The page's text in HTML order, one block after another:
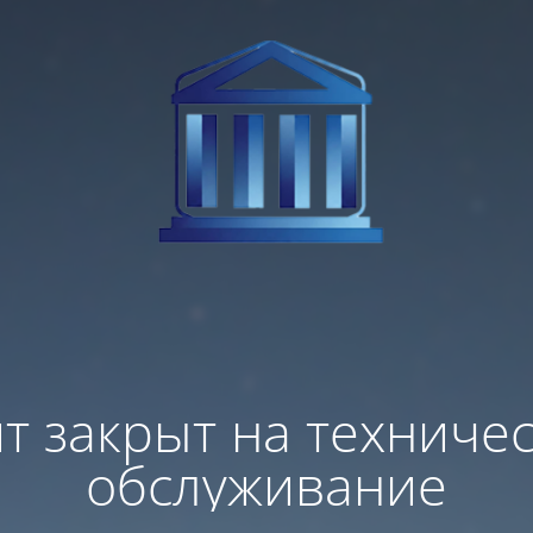
закрыт на
обслуживание